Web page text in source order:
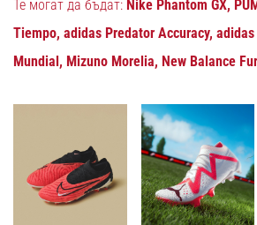
Те могат да бъдат: Nike Phantom GX,
Tiempo, adidas Predator Accuracy, adidas
Mundial, Mizuno Morelia, New Balance